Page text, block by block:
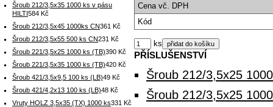
Cenavč. DPH
Kód
ks
PŘÍSLUŠENSTVÍ
Šroub 212/3,5x25
Šroub 212/3,5x25
Šroub 212/3,5x35 1000 ks v pásu
HILTI584 Kč
Šroub 212/3,5x45 1000ks CN361 Kč
Šroub 212/3,5x55 500 ks CN231 Kč
Šroub 221/3,5x25 1000 ks (TB)390 Kč
Šroub 221/3,5x35 1000 ks (TB)420 Kč
Šroub 421/3,5x9,5 100 ks (LB)49 Kč
Šroub 421/4,2x13 100 ks (LB)48 Kč
Vruty HOLZ 3,5x35 (TX) 1000 ks331 Kč